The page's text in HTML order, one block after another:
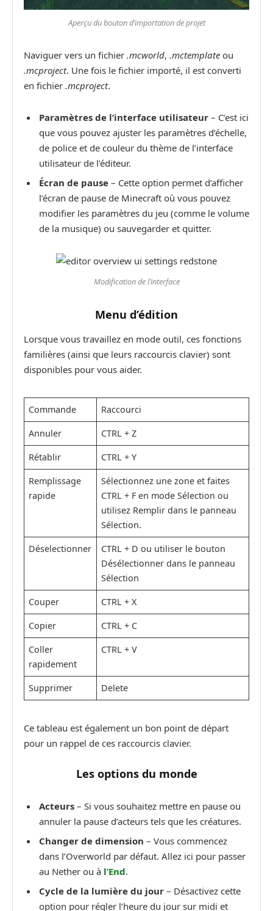
Aperçu du bouton d’importation de projet
Naviguer vers un fichier .mcworld, .mctemplate ou
.mcproject. Une fois le fichier importé, il est converti
en fichier .mcproject.
Paramètres de l’interface utilisateur – C’est ici
que vous pouvez ajuster les paramètres d’échelle,
de police et de couleur du thème de l’interface
utilisateur de l’éditeur.
Écran de pause – Cette option permet d’afficher
l’écran de pause de Minecraft où vous pouvez
modifier les paramètres du jeu (comme le volume
de la musique) ou sauvegarder et quitter.
Modification de l’interface
Menu d’édition
Lorsque vous travaillez en mode outil, ces fonctions
familières (ainsi que leurs raccourcis clavier) sont
disponibles pour vous aider.
Commande Raccourci
Annuler CTRL + Z
Rétablir CTRL + Y
Remplissage
rapide
Sélectionnez une zone et faites
CTRL + F en mode Sélection ou
utilisez Remplir dans le panneau
Sélection.
Déselectionner
CTRL + D ou utiliser le bouton
Désélectionner dans le panneau
Sélection
Couper CTRL + X
Copier CTRL + C
Coller
rapidement
CTRL + V
Supprimer Delete
Ce tableau est également un bon point de départ
pour un rappel de ces raccourcis clavier.
Les options du monde
Acteurs – Si vous souhaitez mettre en pause ou
annuler la pause d’acteurs tels que les créatures.
Changer de dimension – Vous commencez
dans l’Overworld par défaut. Allez ici pour passer
au Nether ou à l’End.
Cycle de la lumière du jour – Désactivez cette
option pour régler l’heure du jour sur midi et